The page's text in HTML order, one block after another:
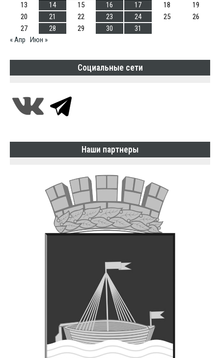
13
14 15 16 17 18
19
20
21 22 23 24 25
26
27
28 29 30
31
« Апр
Июн »
Социальные сети
Наши партнеры